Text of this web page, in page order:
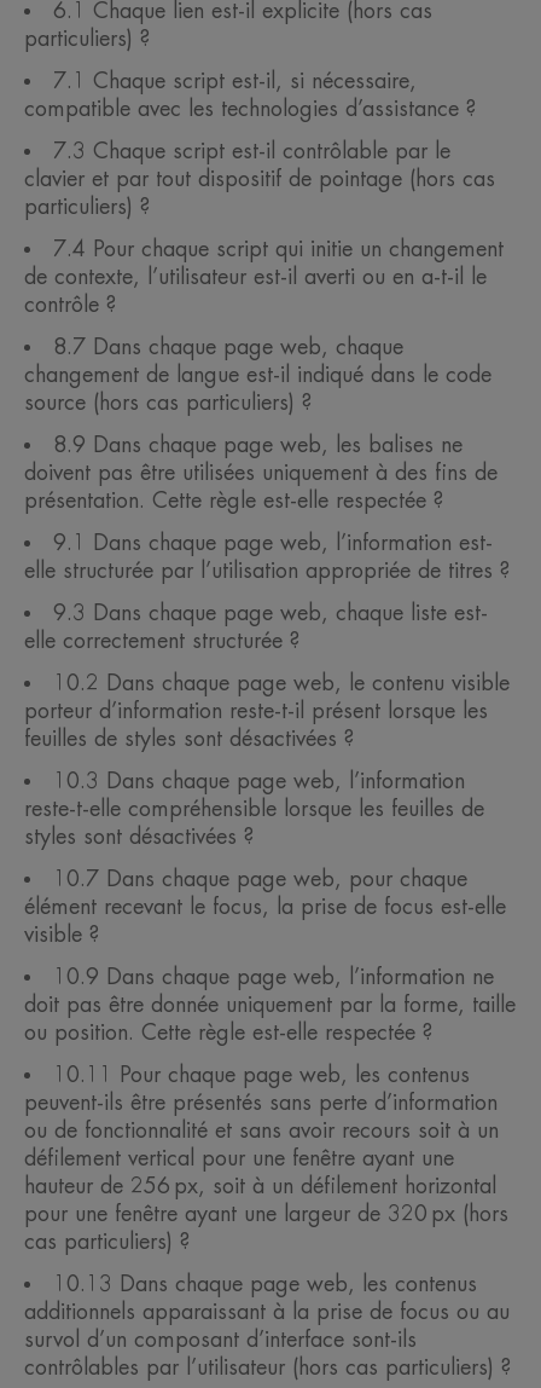
6.1 Chaque lien est-il explicite (hors cas
particuliers) ?
7.1 Chaque script est-il, si nécessaire,
compatible avec les technologies d’assistance ?
7.3 Chaque script est-il contrôlable par le
clavier et par tout dispositif de pointage (hors cas
particuliers) ?
7.4 Pour chaque script qui initie un changement
de contexte, l’utilisateur est-il averti ou en a-t-il le
contrôle ?
8.7 Dans chaque page web, chaque
changement de langue est-il indiqué dans le code
source (hors cas particuliers) ?
8.9 Dans chaque page web, les balises ne
doivent pas être utilisées uniquement à des fins de
présentation. Cette règle est-elle respectée ?
9.1 Dans chaque page web, l’information est-
elle structurée par l’utilisation appropriée de titres ?
9.3 Dans chaque page web, chaque liste est-
elle correctement structurée ?
10.2 Dans chaque page web, le contenu visible
porteur d’information reste-t-il présent lorsque les
feuilles de styles sont désactivées ?
10.3 Dans chaque page web, l’information
reste-t-elle compréhensible lorsque les feuilles de
styles sont désactivées ?
10.7 Dans chaque page web, pour chaque
élément recevant le focus, la prise de focus est-elle
visible ?
10.9 Dans chaque page web, l’information ne
doit pas être donnée uniquement par la forme, taille
ou position. Cette règle est-elle respectée ?
10.11 Pour chaque page web, les contenus
peuvent-ils être présentés sans perte d’information
ou de fonctionnalité et sans avoir recours soit à un
défilement vertical pour une fenêtre ayant une
hauteur de 256 px, soit à un défilement horizontal
pour une fenêtre ayant une largeur de 320 px (hors
cas particuliers) ?
10.13 Dans chaque page web, les contenus
additionnels apparaissant à la prise de focus ou au
survol d’un composant d’interface sont-ils
contrôlables par l’utilisateur (hors cas particuliers) ?